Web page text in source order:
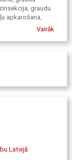
graudu
apkarošana,
Vairāk
Latvijā